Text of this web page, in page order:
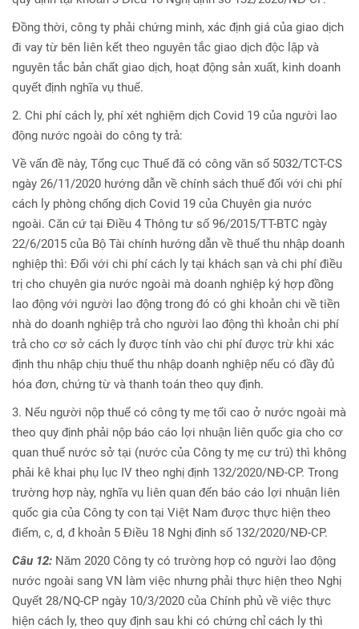
Đồng thời, công ty phải chứng minh, xác định giá của giao dịch
đi vay từ bên liên kết theo nguyên tắc giao dịch độc lập và
nguyên tắc bản chất giao dịch, hoạt động sản xuất, kinh doanh
quyết định nghĩa vụ thuế.
2. Chi phí cách ly, phí xét nghiệm dịch Covid 19 của người lao
động nước ngoài do công ty trả:
Về vấn đề này, Tổng cục Thuế đã có công văn số 5032/TCT-CS
ngày 26/11/2020 hướng dẫn về chính sách thuế đối với chi phí
cách ly phòng chống dịch Covid 19 của Chuyên gia nước
ngoài. Căn cứ tại Điều 4 Thông tư số 96/2015/TT-BTC ngày
22/6/2015 của Bộ Tài chính hướng dẫn về thuế thu nhập doanh
nghiệp thì: Đối với chi phí cách ly tại khách sạn và chi phí điều
trị cho chuyên gia nước ngoài mà doanh nghiệp ký hợp đồng
lao động với người lao động trong đó có ghi khoản chi về tiền
nhà do doanh nghiệp trả cho người lao động thì khoản chi phí
trả cho cơ sở cách ly được tính vào chi phí được trừ khi xác
định thu nhập chịu thuế thu nhập doanh nghiệp nếu có đầy đủ
hóa đơn, chứng từ và thanh toán theo quy định.
3. Nếu người nộp thuế có công ty mẹ tối cao ở nước ngoài mà
theo quy định phải nộp báo cáo lợi nhuận liên quốc gia cho cơ
quan thuế nước sở tại (nước của Công ty mẹ cư trú) thì không
phải kê khai phụ lục IV theo nghị định 132/2020/NĐ-CP. Trong
trường hợp này, nghĩa vụ liên quan đến báo cáo lợi nhuận liên
quốc gia của Công ty con tại Việt Nam được thực hiện theo
điểm, c, d, đ khoản 5 Điều 18 Nghị định số 132/2020/NĐ-CP.
Câu 12: Năm 2020 Công ty có trường hợp có người lao động
nước ngoài sang VN làm việc nhưng phải thực hiện theo Nghị
Quyết 28/NQ-CP ngày 10/3/2020 của Chính phủ về việc thực
hiện cách ly, theo quy định sau khi có chứng chỉ cách ly thì